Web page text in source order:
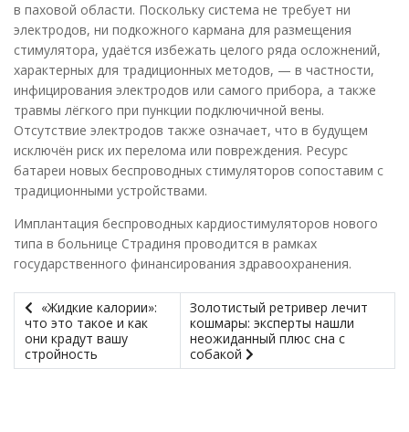
в паховой области. Поскольку система не требует ни
электродов, ни подкожного кармана для размещения
стимулятора, удаётся избежать целого ряда осложнений,
характерных для традиционных методов, — в частности,
инфицирования электродов или самого прибора, а также
травмы лёгкого при пункции подключичной вены.
Отсутствие электродов также означает, что в будущем
исключён риск их перелома или повреждения. Ресурс
батареи новых беспроводных стимуляторов сопоставим с
традиционными устройствами.
Имплантация беспроводных кардиостимуляторов нового
типа в больнице Страдиня проводится в рамках
государственного финансирования здравоохранения.
«Жидкие калории»:
что это такое и как
они крадут вашу
стройность
Золотистый ретривер лечит
кошмары: эксперты нашли
неожиданный плюс сна с
собакой